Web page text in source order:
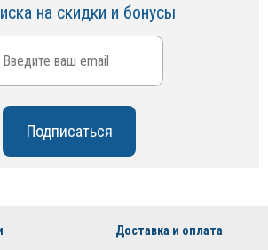
на скидки и бонусы
Доставка и оплата